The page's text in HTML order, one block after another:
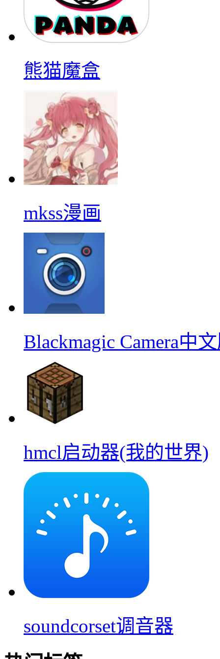
熊猫魔盒
mkss漫画
Blackmagic Camera中
hmcl启动器(我的世界)
soundcorset调音器